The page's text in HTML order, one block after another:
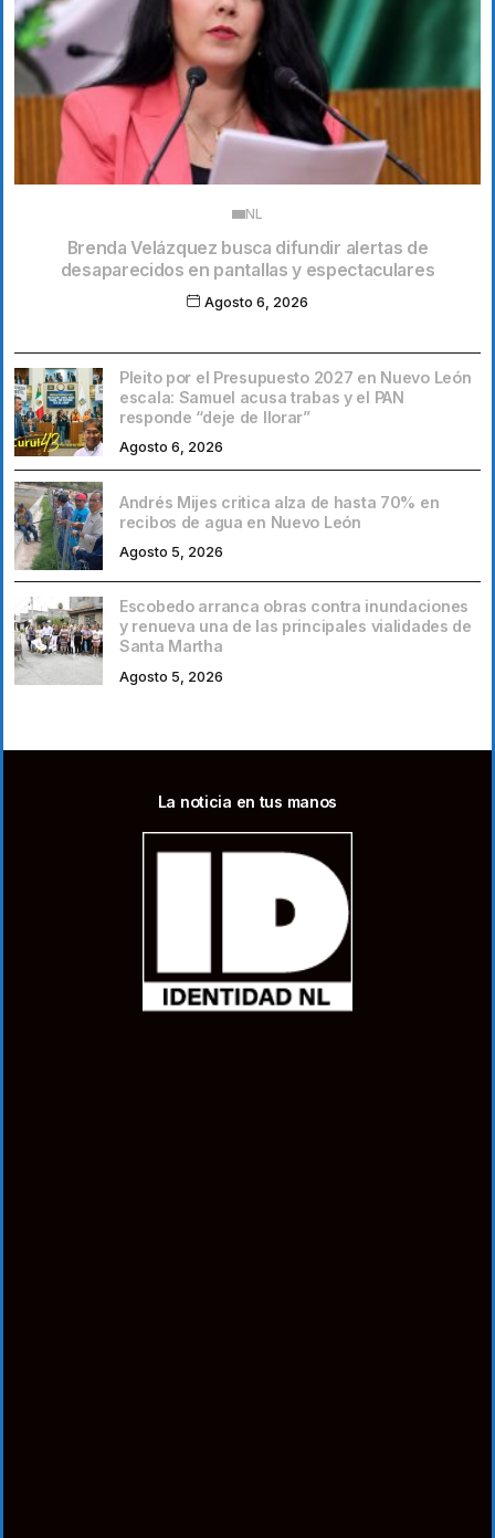
NL
Brenda Velázquez busca difundir alertas de
desaparecidos en pantallas y espectaculares
Agosto 6, 2026
Pleito por el Presupuesto 2027 en Nuevo León
escala: Samuel acusa trabas y el PAN
responde “deje de llorar”
Agosto 6, 2026
Andrés Mijes critica alza de hasta 70% en
recibos de agua en Nuevo León
Agosto 5, 2026
Escobedo arranca obras contra inundaciones
y renueva una de las principales vialidades de
Santa Martha
Agosto 5, 2026
La noticia en tus manos